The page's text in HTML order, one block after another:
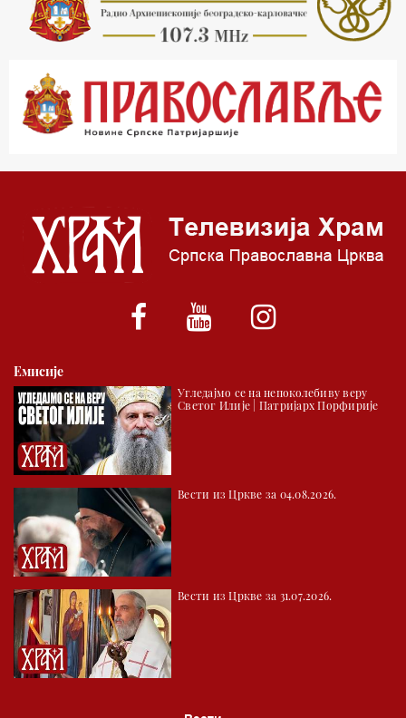
22.03 Црквена предавања и трибине
23.00 Питања и одговори
00.03 Црквена предавања и трибине
01.03 Живе речи - подкаст
*најважније вести емитујемо на сваки пун сат
Емисије
Угледајмо се на непоколебиву веру
Светог Илије | Патријарх Порфирије
Вести из Цркве за 04.08.2026.
Вести из Цркве за 31.07.2026.